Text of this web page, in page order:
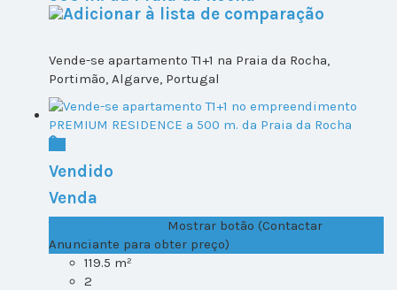
Vende-se apartamento T1+1 na Praia da Rocha,
Portimão, Algarve, Portugal
Vendido
Venda
Mostrar botão (Contactar
Anunciante para obter preço)
119.5 m²
2